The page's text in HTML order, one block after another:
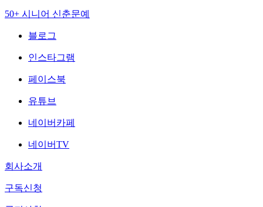
50+ 시니어 신춘문예
블로그
인스타그램
페이스북
유튜브
네이버카페
네이버TV
회사소개
구독신청